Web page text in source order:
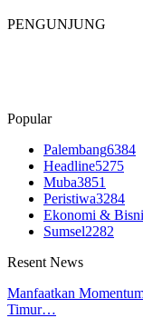
PENGUNJUNG
Popular
Palembang6384
Headline5275
Muba3851
Peristiwa3284
Ekonomi &
Sumsel2282
Resent News
Manfaatkan
Timur…